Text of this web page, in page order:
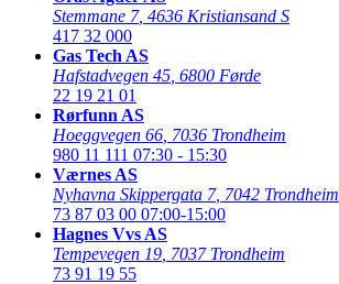
Stemmane 7, 4636 Kristiansand S
417 32 000
Gas Tech AS
Hafstadvegen 45 6800 Førde
22 19 21 01
Rørfunn AS
Hoeggvegen 66 7036 Trondheim
980 11 111 07:30 - 15:30
Værnes AS
Nyhavna Skippergata 7, 7042 Trondheim
73 87 03 00 07:00-15:00
Hagnes Vvs AS
Tempevegen 19 7037 Trondheim
73 91 19 55